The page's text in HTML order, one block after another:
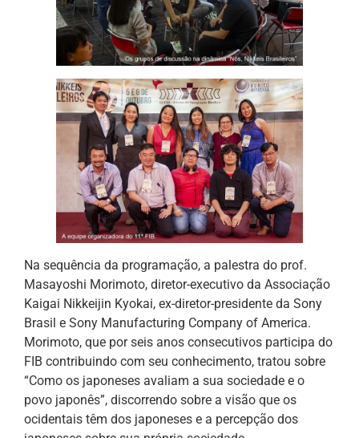
Na sequência da programação, a palestra do prof.
Masayoshi Morimoto, diretor-executivo da Associação
Kaigai Nikkeijin Kyokai, ex-diretor-presidente da Sony
Brasil e Sony Manufacturing Company of America.
Morimoto, que por seis anos consecutivos participa do
FIB contribuindo com seu conhecimento, tratou sobre
“Como os japoneses avaliam a sua sociedade e o
povo japonês”, discorrendo sobre a visão que os
ocidentais têm dos japoneses e a percepção dos